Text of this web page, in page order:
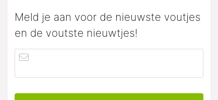
Meld je aan voor de nieuwste voutjes
en de voutste nieuwtjes!